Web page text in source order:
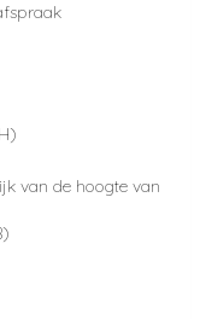
van de hoogte van